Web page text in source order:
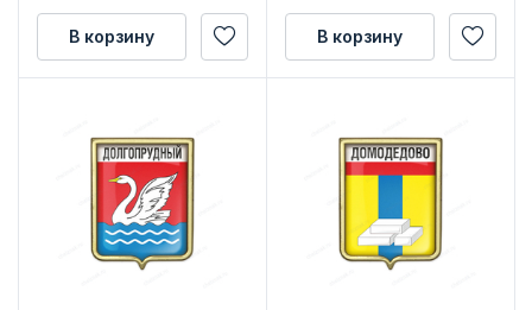
В корзину В корзину